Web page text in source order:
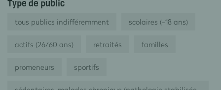
Type de public
tous publics indifféremment scolaires (-18 ans)
actifs (26/60 ans) retraités familles
promeneurs sportifs